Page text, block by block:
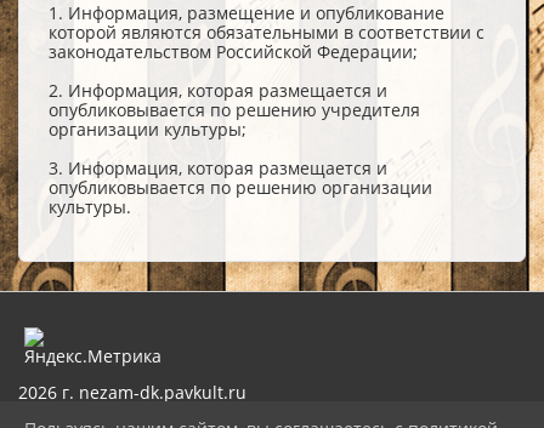
1. Информация, размещение и опубликование
которой являются обязательными в соответствии с
законодательством Российской Федерации;
2. Информация, которая размещается и
опубликовывается по решению учредителя
организации культуры;
3. Информация, которая размещается и
опубликовывается по решению организации
культуры.
2026 г. nezam-dk.pavkult.ru